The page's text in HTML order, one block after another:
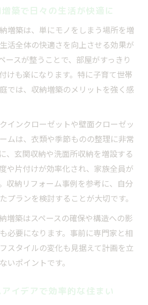
築で日々の生活が快適に
増築は、単にモノをしまう場所を増
活全体の快適さを向上させる効果が
ースが整うことで、部屋がすっきり
けも楽になります。特に子育て世帯
では、収納増築のメリットを強く感
インクローゼットや壁面クローゼッ
ムは、衣類や季節ものの整理に非常
、玄関収納や洗面所収納を増設する
や片付けが効率化され、家族全員が
収納リフォーム事例を参考に、自分
プランを検討することが大切です。
増築はスペースの確保や構造への影
必要になります。事前に専門家と相
スタイルの変化も見据えて計画を立
いポイントです。
イデアで効率的な住まい